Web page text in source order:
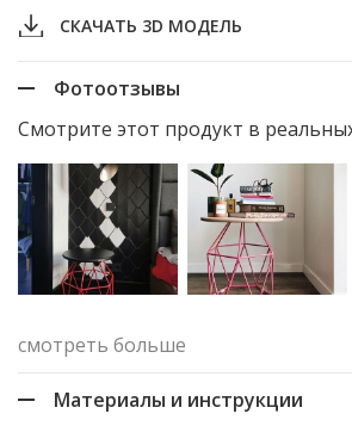
СКАЧАТЬ 3D МОДЕЛЬ
Фотоотзывы
Смотрите этот продукт в
смотреть больше
Материалы и инструкции